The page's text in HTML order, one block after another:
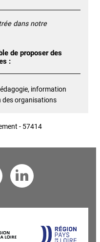
dans notre
de proposer des
:
information
des organisations
- 57414